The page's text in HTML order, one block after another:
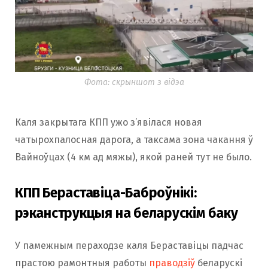
Фота: скрыншот з відэа
Каля закрытага КПП ужо з’явілася новая
чатырохпалосная дарога, а таксама зона чакання ў
Вайноўцах (4 км ад мяжы), якой раней тут не было.
КПП Бераставіца-Баброўнікі:
рэканструкцыя на беларускім баку
У памежным пераходзе каля Бераставіцы падчас
прастою рамонтныя работы праводзіў беларускі